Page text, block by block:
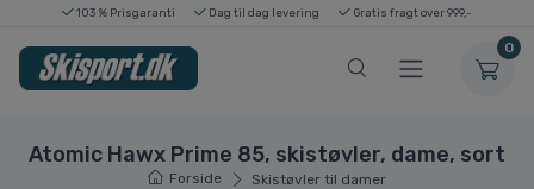
103 % Prisgaranti Dag til dag levering Gratis fragt over 999,-
0
Atomic Hawx Prime 85, skistøvler, dame, sort
Forside Skistøvler til damer